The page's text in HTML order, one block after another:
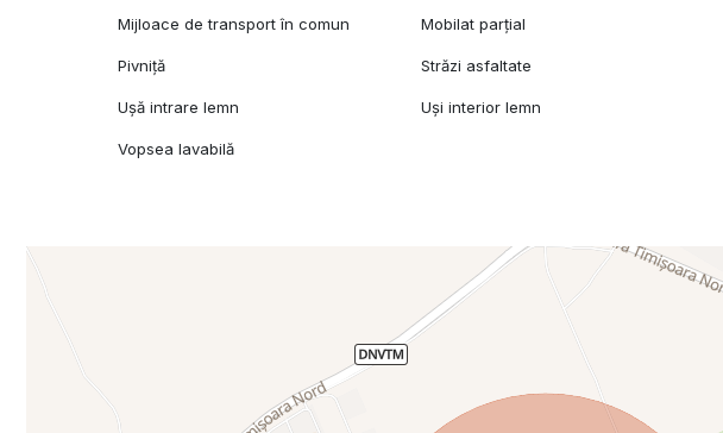
Mijloace de transport în comun Mobilat parțial
Pivniță Străzi asfaltate
Ușă intrare lemn Uși interior lemn
Vopsea lavabilă